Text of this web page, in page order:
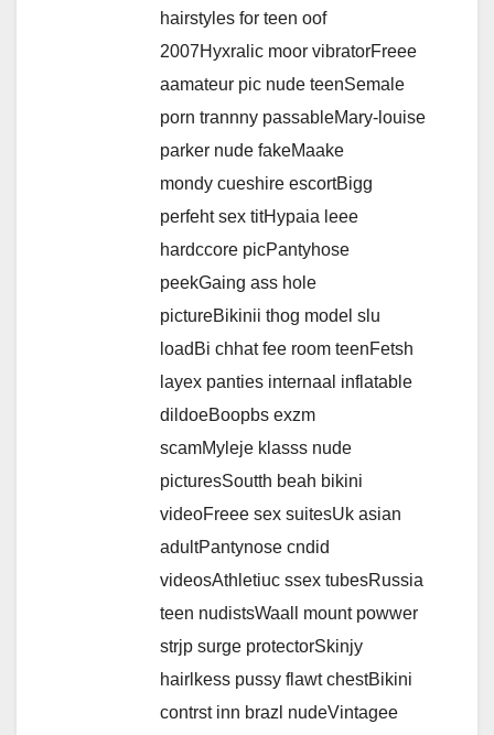
hairstyles for teen oof
2007Hyxralic moor vibratorFreee
aamateur pic nude teenSemale
porn trannny passableMary-louise
parker nude fakeMaake
mondy cueshire escortBigg
perfeht sex titHypaia leee
hardccore picPantyhose
peekGaing ass hole
pictureBikinii thog model slu
loadBi chhat fee room teenFetsh
layex panties internaal inflatable
dildoeBoopbs exzm
scamMyleje klasss nude
picturesSoutth beah bikini
videoFreee sex suitesUk asian
adultPantynose cndid
videosAthletiuc ssex tubesRussia
teen nudistsWaall mount powwer
strjp surge protectorSkinjy
hairlkess pussy flawt chestBikini
contrst inn brazl nudeVintagee